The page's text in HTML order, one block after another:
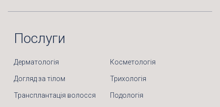
Послуги
Дерматологія Косметологія
Догляд за тілом Трихологія
Трансплантація волосся Подологія